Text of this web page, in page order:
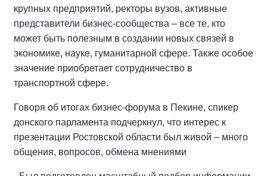
крупных предприятий, ректоры вузов, активные
представители бизнес-сообщества – все те, кто
может быть полезным в создании новых связей в
экономике, науке, гуманитарной сфере. Также особое
значение приобретает сотрудничество в
транспортной сфере.
Говоря об итогах бизнес-форума в Пекине, спикер
донского парламента подчеркнул, что интерес к
презентации Ростовской области был живой – много
общения, вопросов, обмена мнениями